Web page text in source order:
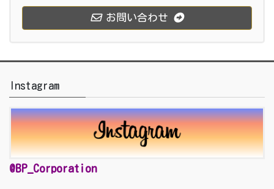
お問い合わせ
Instagram
@BP_Corporation